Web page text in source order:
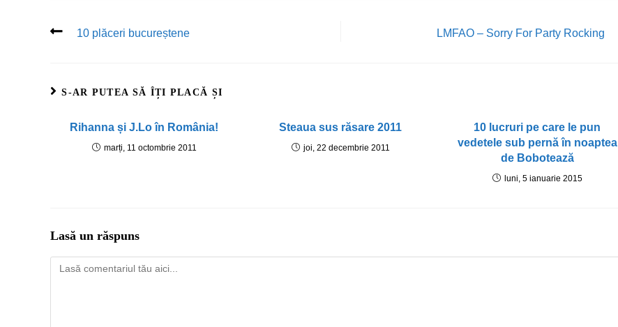
10 plăceri bucureștene LMFAO – Sorry For Party Rocking
S-AR PUTEA SĂ ÎȚI PLACĂ ȘI
Rihanna și J.Lo în România!
marți, 11 octombrie 2011
Steaua sus răsare 2011
joi, 22 decembrie 2011
10 lucruri pe care le pun
vedetele sub pernă în noaptea
de Bobotează
luni, 5 ianuarie 2015
Lasă un răspuns